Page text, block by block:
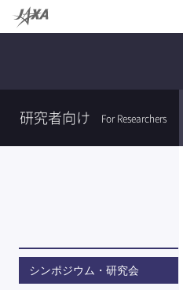
研究者向け For Researchers
シンポジウム・研究会